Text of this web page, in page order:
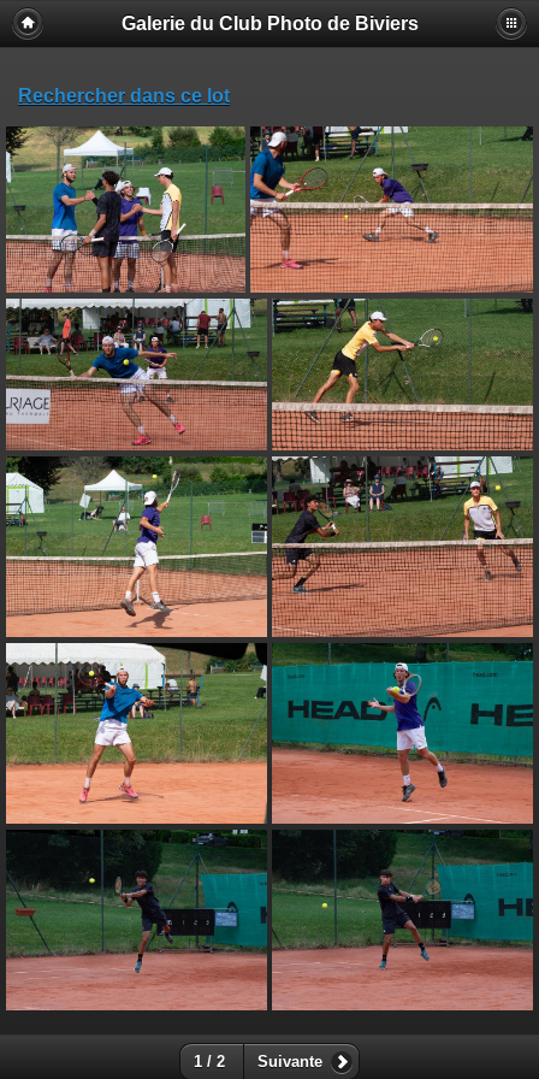
Galerie du Club Photo de Biviers
Rechercher dans ce lot
1 / 2 Suivante